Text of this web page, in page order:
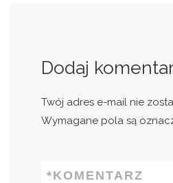
Dodaj
Twój adres e-mail nie
Wymagane pola są
KOMENTARZ
*